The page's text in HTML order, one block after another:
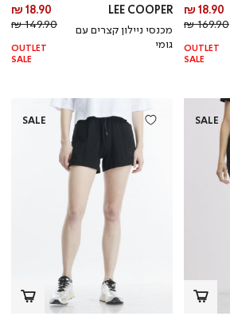
מחיר
מוצר
18.90 ₪
מחיר
רגיל
169.90 ₪
OUTLET
SALE
LEE COOPER
מכנסי ניילון קצרים עם
גומי
18.90 ₪
149.90 ₪
OUTLET
SALE
SALE
SALE